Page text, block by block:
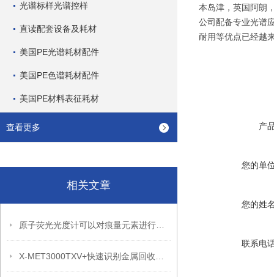
光谱标样光谱控样
直读配套设备及耗材
美国PE光谱耗材配件
美国PE色谱耗材配件
美国PE材料表征耗材
查看更多
相关文章
本岛津，英国阿朗
公司配备专业光谱
耐用等优点已经越
产
您的单
您的姓
联系电